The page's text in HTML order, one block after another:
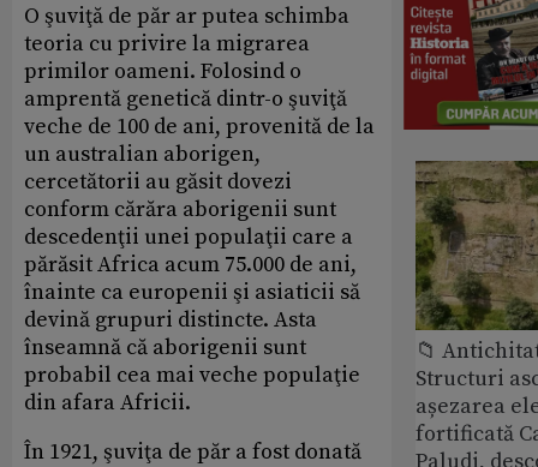
O şuviţă de păr ar putea schimba
teoria cu privire la migrarea
primilor oameni. Folosind o
amprentă genetică dintr-o şuviţă
veche de 100 de ani, provenită de la
un australian aborigen,
cercetătorii au găsit dovezi
conform cărăra aborigenii sunt
descedenţii unei populaţii care a
părăsit Africa acum 75.000 de ani,
înainte ca europenii şi asiaticii să
devină grupuri distincte. Asta
înseamnă că aborigenii sunt
probabil cea mai veche populaţie
din afara Africii.
În 1921, şuviţa de păr a fost donată
📁
Structuri
așezarea
fortificată
Paludi,